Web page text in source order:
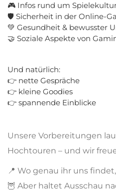
🎮 Infos rund um
🛡️ Sicherheit in der Online-
💚 Gesundheit & bewusster
🤝 Soziale Aspekte von
Und natürlich:
👉 nette Gespräche
👉 kleine Goodies
👉 spannende Einblicke
Unsere Vorbereitungen
Hochtouren – und wir
📍 Wo genau ihr uns
🦉 Aber haltet Ausschau